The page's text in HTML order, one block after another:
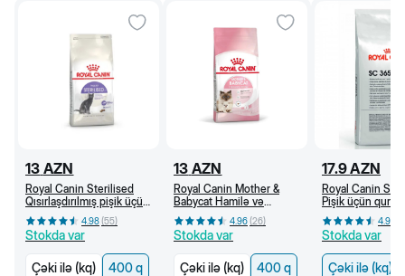
13 AZN
Royal Canin Sterilised
Qısırlaşdırılmış pişik üçün
quru yem, 1 yaşdan, 400
q
4.98(55)
Stokda var
Çəki ilə (kq)
400 q
13 AZN
Royal Canin Mother &
Babycat Hamilə və
südverən pişik və bala
pişik üçün quru yem (400
q)
4.96(26)
Stokda var
Çəki ilə (kq)
400 q
17.9AZN
Royal Canin
Pişik üçün quru
yaşdan (kq) 4.96
Stokda var
Çəki ilə (kq)